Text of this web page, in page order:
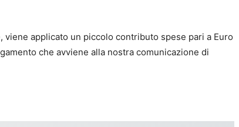
viene applicato un piccolo contributo spese pari a Euro
che avviene alla nostra comunicazione di